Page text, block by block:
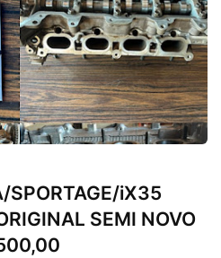
SPORTAGE/iX35
SEMI NOVO